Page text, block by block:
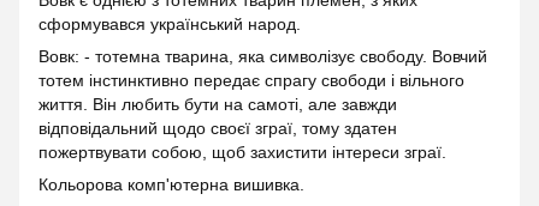
сформувався український народ.
Вовк: - тотемна тварина, яка символізує свободу. Вовчий
тотем інстинктивно передає спрагу свободи і вільного
життя. Він любить бути на самоті, але завжди
відповідальний щодо своєї зграї, тому здатен
пожертвувати собою, щоб захистити інтереси зграї.
Кольорова комп'ютерна вишивка.